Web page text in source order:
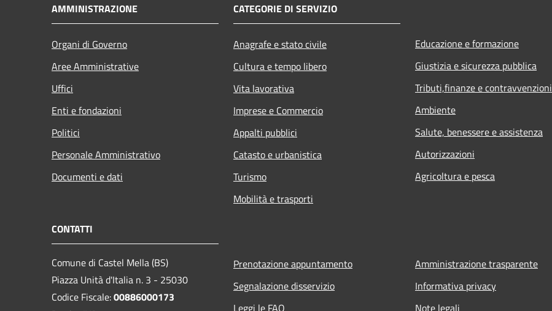
AMMINISTRAZIONE
Organi di Governo
Aree Amministrative
Uffici
Enti e fondazioni
Politici
Personale Amministrativo
Documenti e dati
CATEGORIE DI SERVIZIO
Anagrafe e stato civile
Cultura e tempo libero
Vita lavorativa
Imprese e Commercio
Appalti pubblici
Catasto e urbanistica
Turismo
Mobilità e trasporti
Educazione e formazione
Giustizia e sicurezza pubblica
Tributi,finanze e contravvenzioni
Ambiente
Salute, benessere e assistenza
Autorizzazioni
Agricoltura e pesca
CONTATTI
Comune di Castel Mella (BS)
Piazza Unità d'Italia n. 3 - 25030
Codice Fiscale:00886000173
Prenotazione appuntamento
Segnalazione disservizio
Leggi le FAQ
Amministrazione trasparente
Informativa privacy
Note legali